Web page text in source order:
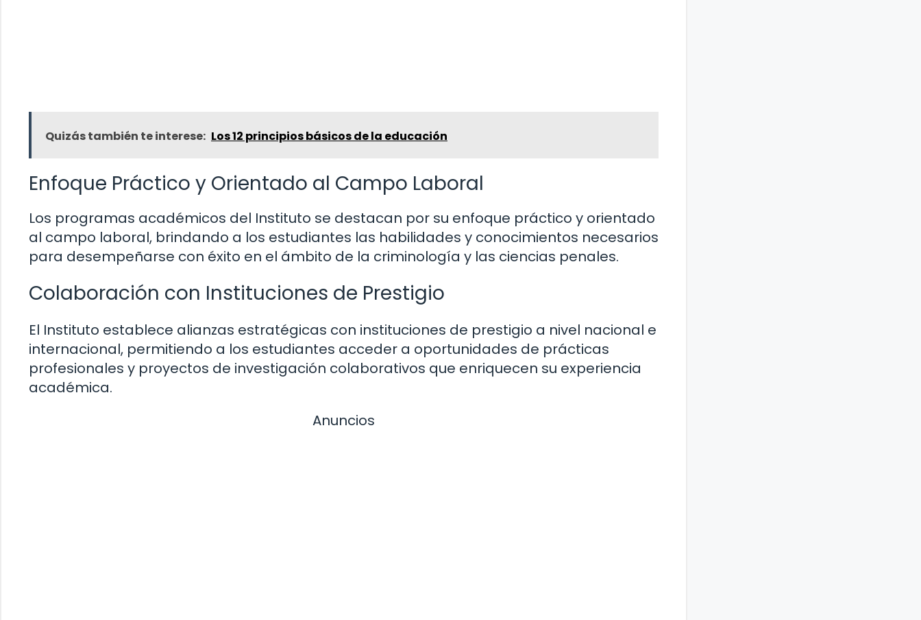
Quizás también te interese: Los 12 principios básicos de la educación
Enfoque Práctico y Orientado al Campo Laboral
Los programas académicos del Instituto se destacan por su enfoque práctico y orientado
al campo laboral, brindando a los estudiantes las habilidades y conocimientos necesarios
para desempeñarse con éxito en el ámbito de la criminología y las ciencias penales.
Colaboración con Instituciones de Prestigio
El Instituto establece alianzas estratégicas con instituciones de prestigio a nivel nacional e
internacional, permitiendo a los estudiantes acceder a oportunidades de prácticas
profesionales y proyectos de investigación colaborativos que enriquecen su experiencia
académica.
Anuncios